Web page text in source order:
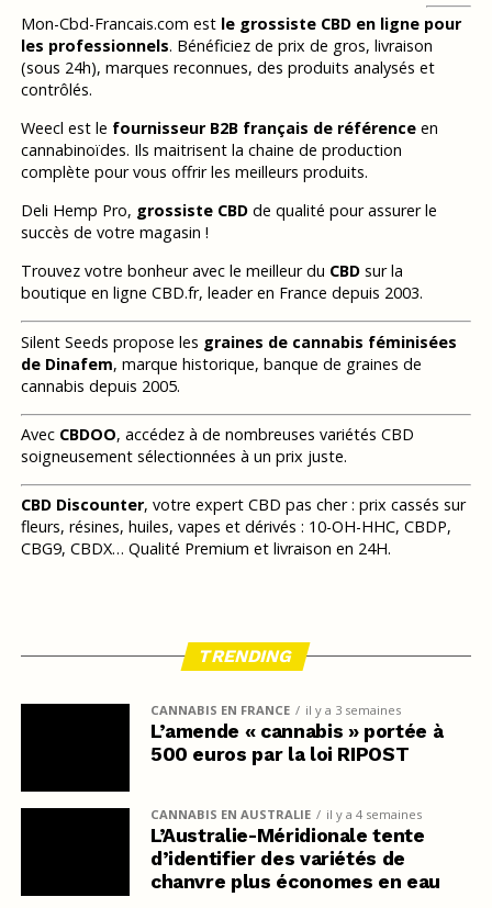
Mon-Cbd-Francais.com est le grossiste CBD en ligne pour
les professionnels. Bénéficiez de prix de gros, livraison
(sous 24h), marques reconnues, des produits analysés et
contrôlés.
Weecl est le fournisseur B2B français de référenceen
cannabinoïdes. Ils maitrisent la chaine de production
complète pour vous offrir les meilleurs produits.
Deli Hemp Pro, grossiste CBDde qualité pour assurer le
succès de votre magasin !
Trouvez votre bonheur avec le meilleur du CBDsur la
boutique en ligne CBD.fr, leader en France depuis 2003.
Silent Seeds propose les graines de cannabis féminisées
de Dinafem, marque historique, banque de graines de
cannabis depuis 2005.
Avec CBDOO, accédez à de nombreuses variétés CBD
soigneusement sélectionnées à un prix juste.
CBD Discounter, votre expert CBD pas cher : prix cassés sur
fleurs, résines, huiles, vapes et dérivés : 10-OH-HHC, CBDP,
CBG9, CBDX… Qualité Premium et livraison en 24H.
TRENDING
CANNABIS EN FRANCE il y a 3 semaines
L’amende « cannabis » portée à
500 euros par la loi RIPOST
CANNABIS EN AUSTRALIE il y a 4 semaines
L’Australie-Méridionale tente
d’identifier des variétés de
chanvre plus économes en eau